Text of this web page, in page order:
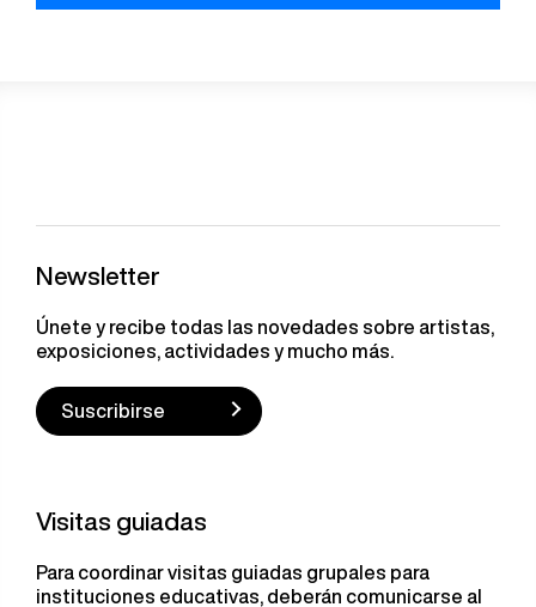
Newsletter
Únete y recibe todas las novedades sobre artistas,
exposiciones, actividades y mucho más.
Suscribirse
Visitas guiadas
Para coordinar visitas guiadas grupales para
instituciones educativas, deberán comunicarse al